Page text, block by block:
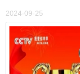
2024-09-25